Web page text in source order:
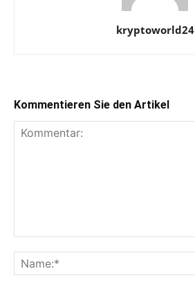
kryptoworld24
Kommentieren Sie den Artikel